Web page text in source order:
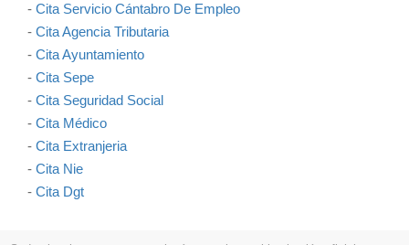
- Cita Servicio Cántabro De Empleo
- Cita Agencia Tributaria
- Cita Ayuntamiento
- Cita Sepe
- Cita Seguridad Social
- Cita Médico
- Cita Extranjeria
- Cita Nie
- Cita Dgt